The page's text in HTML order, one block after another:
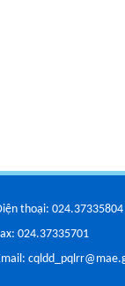
thoại: 024.37335804
024.37335701